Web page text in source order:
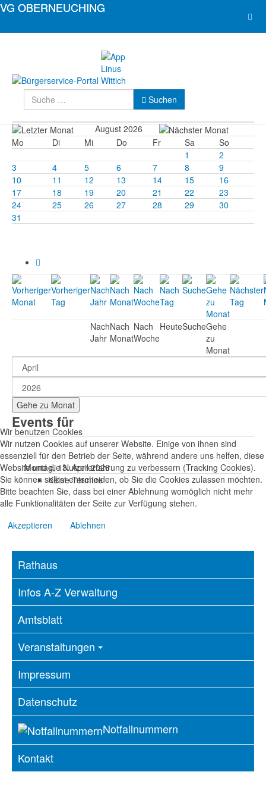
Suchen Suchen
August 2026
Mo
Di Mi Do Fr Sa
So
1
2
3
4 5 6 7 8
9
10
11 12 13 14 15
16
17
18 19 20 21 22
23
24
25 26 27 28 29
30
31
Nach
Jahr
Nach
Monat
Nach
Woche
HeuteSucheGehe
zu
Monat
Gehe zu Monat
Events für
Montag, 13. April 2026
Keine Termine
Rathaus
Infos A-Z Verwaltung
Amtsblatt
Veranstaltungen
Impressum
Datenschutz
Notfallnummern
Kontakt
Wir benutzen Cookies
Wir nutzen Cookies auf unserer Website. Einige von ihnen sind
essenziell für den Betrieb der Seite, während andere uns helfen, diese
Website und die Nutzererfahrung zu verbessern (Tracking Cookies).
Sie können selbst entscheiden, ob Sie die Cookies zulassen möchten.
Bitte beachten Sie, dass bei einer Ablehnung womöglich nicht mehr
alle Funktionalitäten der Seite zur Verfügung stehen.
Akzeptieren
Ablehnen